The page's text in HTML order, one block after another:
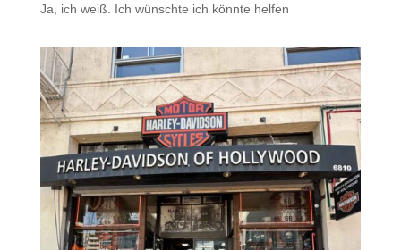
Ja, ich weiß. Ich wünschte ich könnte helfen